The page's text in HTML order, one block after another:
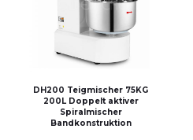
DH200 Teigmischer 75KG
200L Doppelt aktiver
Spiralmischer
Bandkonstruktion